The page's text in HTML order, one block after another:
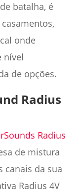
batalha, é
onde
nível
de opções.
Radius
Radius
de mistura
canais da sua
Radius 4V